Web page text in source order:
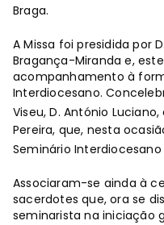
Braga.
A Missa foi presidida por
Bragança-Miranda e,
acompanhamento à
Interdiocesano.
Viseu, D. António
Pereira, que, nesta
Seminário Interdiocesano
Associaram-se ainda à
sacerdotes que, ora se
seminarista na iniciação